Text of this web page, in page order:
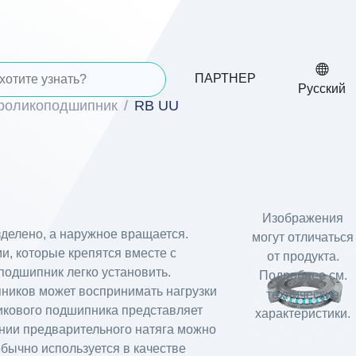
ПАРТНЕР
Русский
RB UU
Изображения
могут отличаться
от продукта.
Подробнее см.
технические
характеристики.
а наружное вращается.
которые крепятся вместе с
легко установить.
может воспринимать нагрузки
подшипника представляет
предварительного натяга можно
используется в качестве